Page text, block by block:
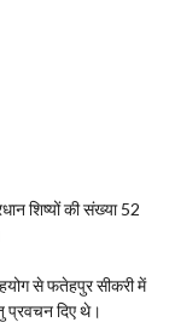
शिष्यों की संख्या 52
से फतेहपुर सीकरी में
प्रवचन दिए थे।